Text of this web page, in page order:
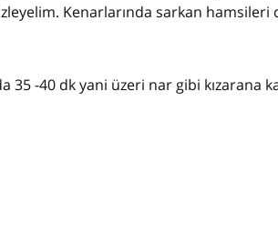
Kenarlarında sarkan hamsileri
35 -40 dk yani üzeri nar gibi kızarana